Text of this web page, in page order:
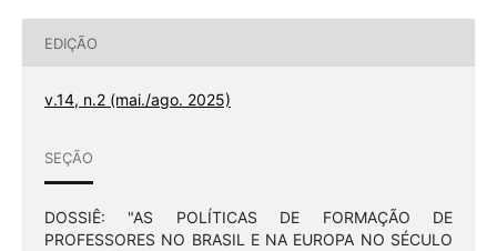
EDIÇÃO
v.14, n.2 (mai./ago. 2025)
SEÇÃO
DOSSIÊ: "AS POLÍTICAS DE FORMAÇÃO DE
PROFESSORES NO BRASIL E NA EUROPA NO SÉCULO